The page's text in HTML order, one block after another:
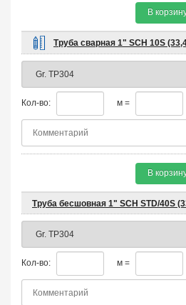
В
Труба сварная 1" SCH 10S
Кол-во: м =
В
Труба бесшовная 1" SCH STD/40S
Кол-во: м =